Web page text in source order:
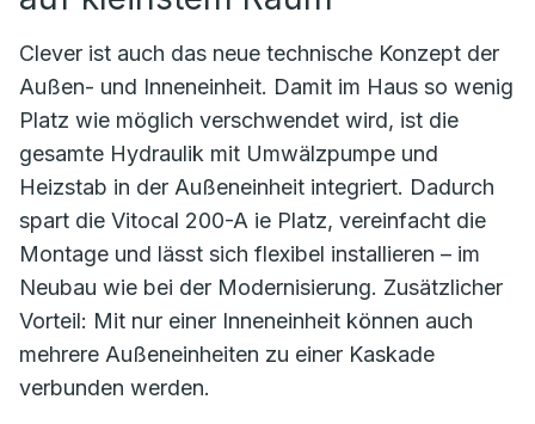
Clever ist auch das neue technische Konzept der
Außen- und Inneneinheit. Damit im Haus so wenig
Platz wie möglich verschwendet wird, ist die
gesamte Hydraulik mit Umwälzpumpe und
Heizstab in der Außeneinheit integriert. Dadurch
spart die Vitocal 200-A ie Platz, vereinfacht die
Montage und lässt sich flexibel installieren – im
Neubau wie bei der Modernisierung. Zusätzlicher
Vorteil: Mit nur einer Inneneinheit können auch
mehrere Außeneinheiten zu einer Kaskade
verbunden werden.